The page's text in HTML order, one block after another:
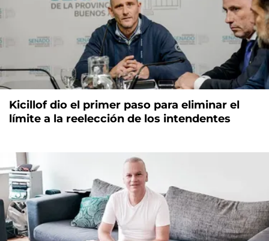
Kicillof dio el primer paso para eliminar el
límite a la reelección de los intendentes